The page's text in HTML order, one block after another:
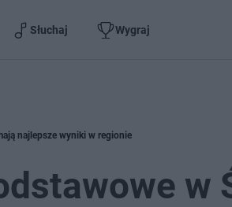
Słuchaj Wygraj
najlepsze wyniki w regionie
w